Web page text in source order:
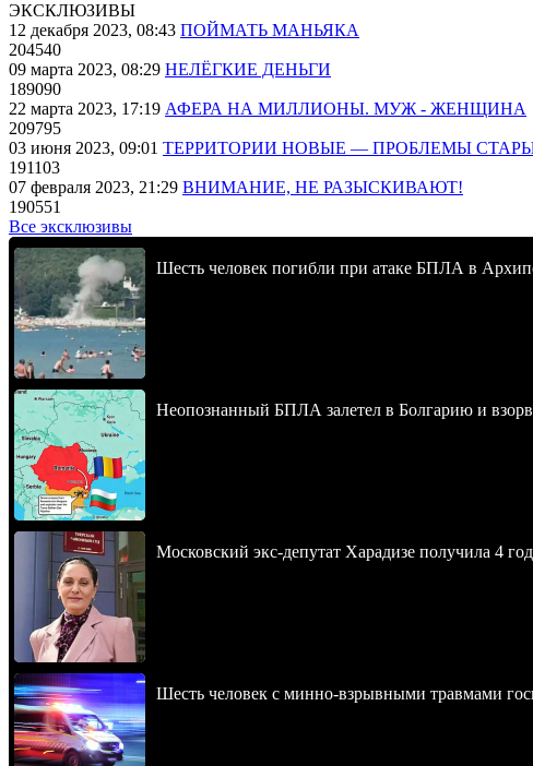
ЭКСКЛЮЗИВЫ
12 декабря 2023, 08:43 ПОЙМАТЬ МАНЬЯКА
204540
09 марта 2023, 08:29 НЕЛЁГКИЕ ДЕНЬГИ
189090
22 марта 2023, 17:19 АФЕРА НА МИЛЛИОНЫ. МУЖ - ЖЕНЩИНА
209795
03 июня 2023, 09:01 ТЕРРИТОРИИ НОВЫЕ — ПРОБЛЕМЫ
191103
07 февраля 2023, 21:29 ВНИМАНИЕ, НЕ РАЗЫСКИВАЮТ!
190551
Все эксклюзивы
Шесть человек погибли при атаке БПЛА в
Неопознанный БПЛА залетел в Болгарию и
Московский экс-депутат Харадизе получила 4
Шесть человек с минно-взрывными травмами